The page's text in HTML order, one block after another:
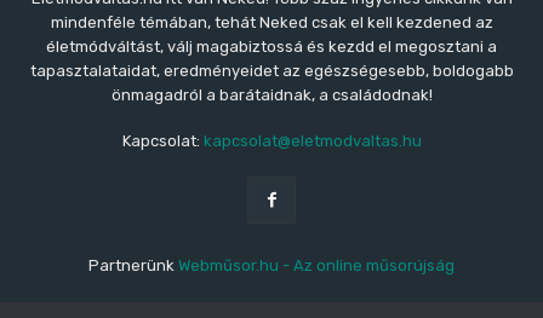
mindenféle témában, tehát Neked csak el kell kezdened az
életmódváltást, válj magabiztossá és kezdd el megosztani a
tapasztalataidat, eredményeidet az egészségesebb, boldogabb
önmagadról a barátaidnak, a családodnak!
Kapcsolat: kapcsolat@eletmodvaltas.hu
Partnerünk Webműsor.hu - Az online műsorújság